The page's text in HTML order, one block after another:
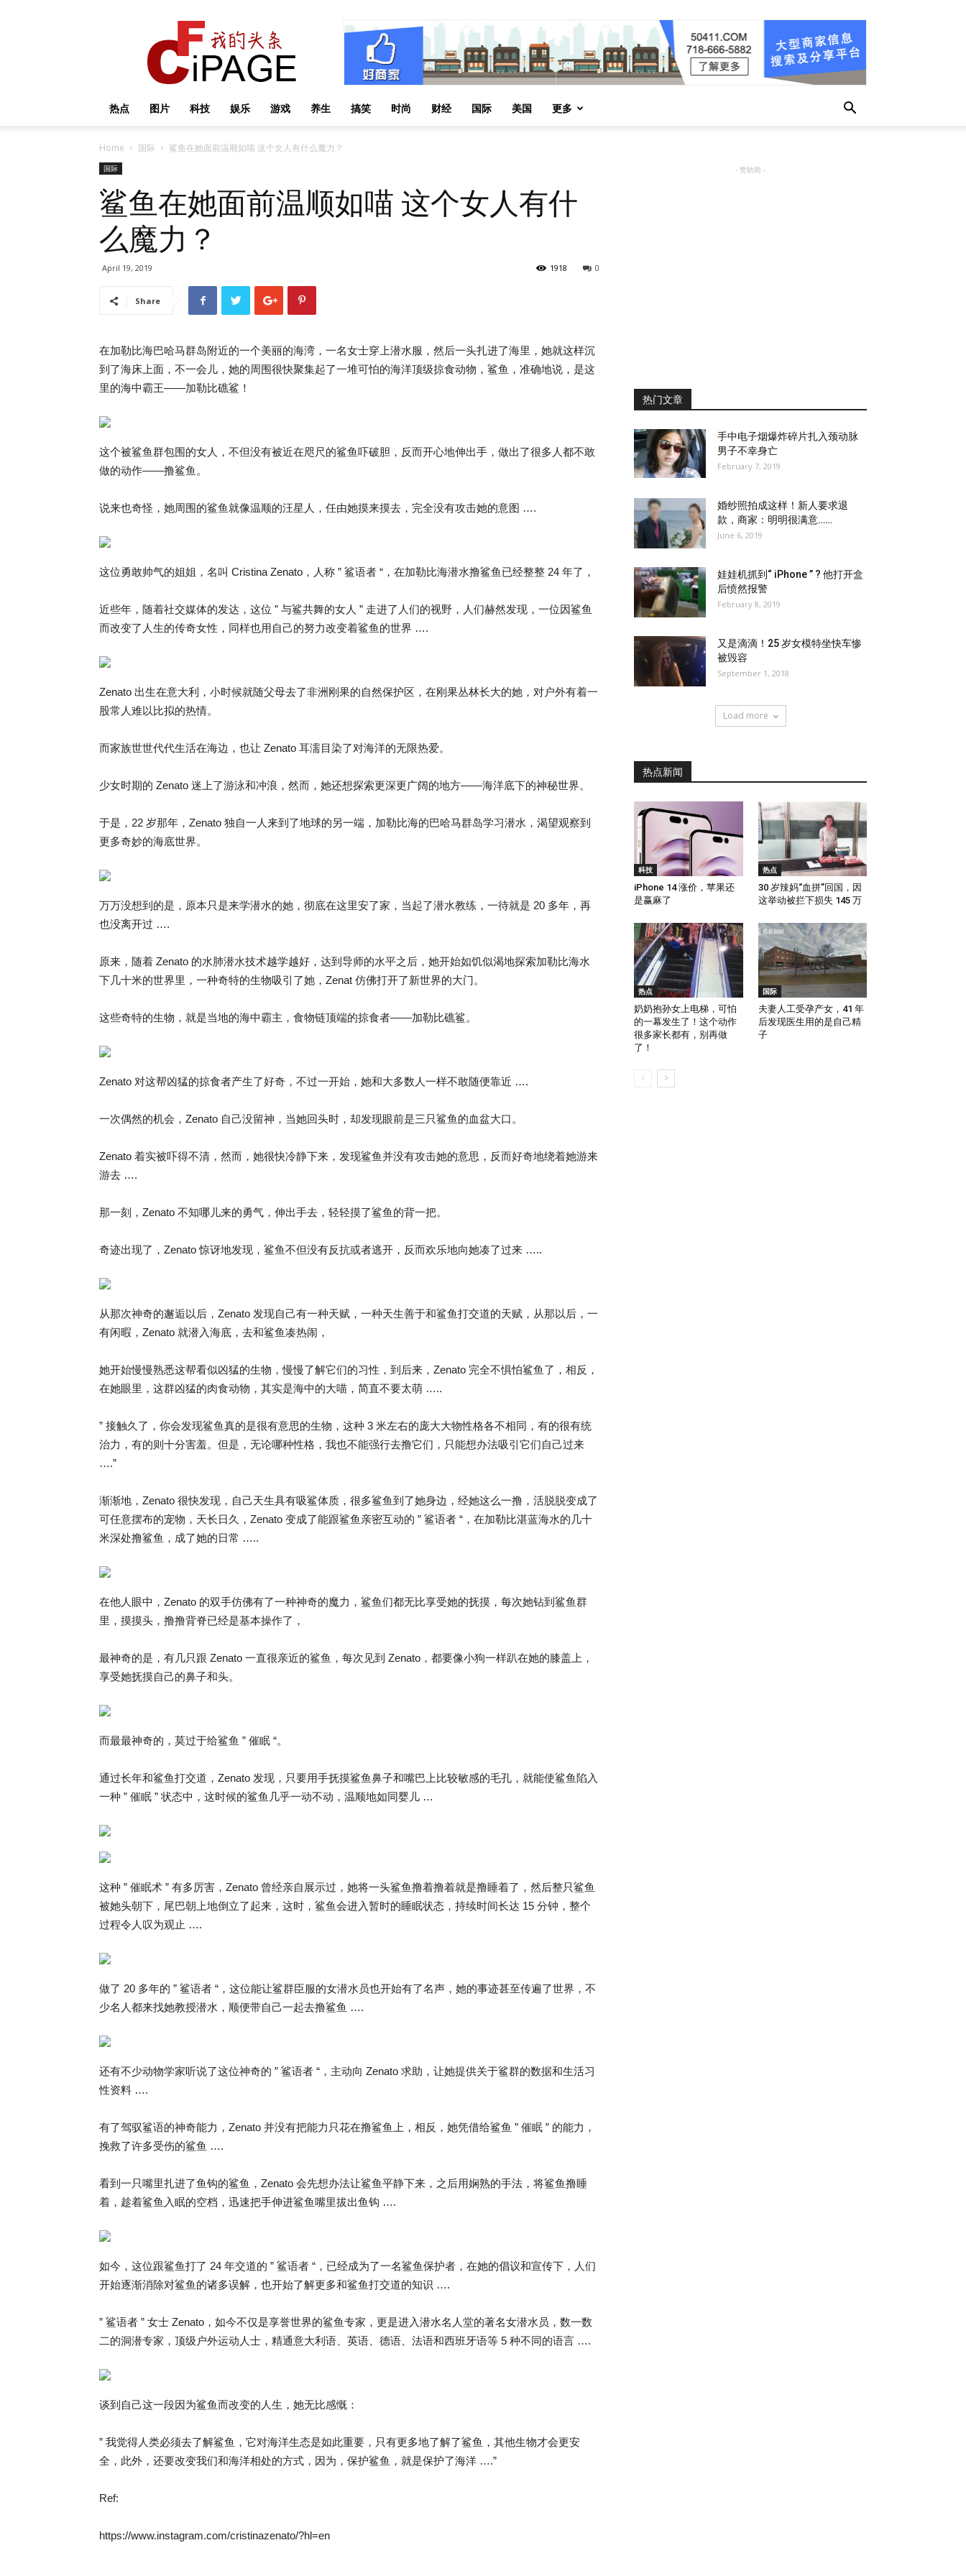
热点 图片 科技 娱乐 游戏 养生 搞笑 时尚 财经 国际 美国 更多
Home 国际 鲨鱼在她面前温顺如喵 这个女人有什么魔力？
国际
鲨鱼在她面前温顺如喵 这个女人有什
么魔力？
April 19, 2019 0
1918
Share
在加勒比海巴哈马群岛附近的一个美丽的海湾，一名女士穿上潜水服，然后一头扎进了海里，她就这样沉
到了海床上面，不一会儿，她的周围很快聚集起了一堆可怕的海洋顶级掠食动物，鲨鱼，准确地说，是这
里的海中霸王——加勒比礁鲨！
这个被鲨鱼群包围的女人，不但没有被近在咫尺的鲨鱼吓破胆，反而开心地伸出手，做出了很多人都不敢
做的动作——撸鲨鱼。
说来也奇怪，她周围的鲨鱼就像温顺的汪星人，任由她摸来摸去，完全没有攻击她的意图 ….
这位勇敢帅气的姐姐，名叫 Cristina Zenato，人称 ” 鲨语者 “，在加勒比海潜水撸鲨鱼已经整整 24 年了，
近些年，随着社交媒体的发达，这位 ” 与鲨共舞的女人 ” 走进了人们的视野，人们赫然发现，一位因鲨鱼
而改变了人生的传奇女性，同样也用自己的努力改变着鲨鱼的世界 ….
Zenato 出生在意大利，小时候就随父母去了非洲刚果的自然保护区，在刚果丛林长大的她，对户外有着一
股常人难以比拟的热情。
而家族世世代代生活在海边，也让 Zenato 耳濡目染了对海洋的无限热爱。
少女时期的 Zenato 迷上了游泳和冲浪，然而，她还想探索更深更广阔的地方——海洋底下的神秘世界。
于是，22 岁那年，Zenato 独自一人来到了地球的另一端，加勒比海的巴哈马群岛学习潜水，渴望观察到
更多奇妙的海底世界。
万万没想到的是，原本只是来学潜水的她，彻底在这里安了家，当起了潜水教练，一待就是 20 多年，再
也没离开过 ….
原来，随着 Zenato 的水肺潜水技术越学越好，达到导师的水平之后，她开始如饥似渴地探索加勒比海水
下几十米的世界里，一种奇特的生物吸引了她，Zenat 仿佛打开了新世界的大门。
这些奇特的生物，就是当地的海中霸主，食物链顶端的掠食者——加勒比礁鲨。
Zenato 对这帮凶猛的掠食者产生了好奇，不过一开始，她和大多数人一样不敢随便靠近 ….
一次偶然的机会，Zenato 自己没留神，当她回头时，却发现眼前是三只鲨鱼的血盆大口。
Zenato 着实被吓得不清，然而，她很快冷静下来，发现鲨鱼并没有攻击她的意思，反而好奇地绕着她游来
游去 ….
那一刻，Zenato 不知哪儿来的勇气，伸出手去，轻轻摸了鲨鱼的背一把。
奇迹出现了，Zenato 惊讶地发现，鲨鱼不但没有反抗或者逃开，反而欢乐地向她凑了过来 …..
从那次神奇的邂逅以后，Zenato 发现自己有一种天赋，一种天生善于和鲨鱼打交道的天赋，从那以后，一
有闲暇，Zenato 就潜入海底，去和鲨鱼凑热闹，
她开始慢慢熟悉这帮看似凶猛的生物，慢慢了解它们的习性，到后来，Zenato 完全不惧怕鲨鱼了，相反，
在她眼里，这群凶猛的肉食动物，其实是海中的大喵，简直不要太萌 …..
” 接触久了，你会发现鲨鱼真的是很有意思的生物，这种 3 米左右的庞大大物性格各不相同，有的很有统
治力，有的则十分害羞。但是，无论哪种性格，我也不能强行去撸它们，只能想办法吸引它们自己过来
….”
渐渐地，Zenato 很快发现，自己天生具有吸鲨体质，很多鲨鱼到了她身边，经她这么一撸，活脱脱变成了
可任意摆布的宠物，天长日久，Zenato 变成了能跟鲨鱼亲密互动的 ” 鲨语者 “，在加勒比湛蓝海水的几十
米深处撸鲨鱼，成了她的日常 …..
在他人眼中，Zenato 的双手仿佛有了一种神奇的魔力，鲨鱼们都无比享受她的抚摸，每次她钻到鲨鱼群
里，摸摸头，撸撸背脊已经是基本操作了，
最神奇的是，有几只跟 Zenato 一直很亲近的鲨鱼，每次见到 Zenato，都要像小狗一样趴在她的膝盖上，
享受她抚摸自己的鼻子和头。
而最最神奇的，莫过于给鲨鱼 ” 催眠 “。
通过长年和鲨鱼打交道，Zenato 发现，只要用手抚摸鲨鱼鼻子和嘴巴上比较敏感的毛孔，就能使鲨鱼陷入
一种 ” 催眠 ” 状态中，这时候的鲨鱼几乎一动不动，温顺地如同婴儿 …
这种 ” 催眠术 ” 有多厉害，Zenato 曾经亲自展示过，她将一头鲨鱼撸着撸着就是撸睡着了，然后整只鲨鱼
被她头朝下，尾巴朝上地倒立了起来，这时，鲨鱼会进入暂时的睡眠状态，持续时间长达 15 分钟，整个
过程令人叹为观止 ….
做了 20 多年的 ” 鲨语者 “，这位能让鲨群臣服的女潜水员也开始有了名声，她的事迹甚至传遍了世界，不
少名人都来找她教授潜水，顺便带自己一起去撸鲨鱼 ….
还有不少动物学家听说了这位神奇的 ” 鲨语者 “，主动向 Zenato 求助，让她提供关于鲨群的数据和生活习
性资料 ….
有了驾驭鲨语的神奇能力，Zenato 并没有把能力只花在撸鲨鱼上，相反，她凭借给鲨鱼 ” 催眠 ” 的能力，
挽救了许多受伤的鲨鱼 ….
看到一只嘴里扎进了鱼钩的鲨鱼，Zenato 会先想办法让鲨鱼平静下来，之后用娴熟的手法，将鲨鱼撸睡
着，趁着鲨鱼入眠的空档，迅速把手伸进鲨鱼嘴里拔出鱼钩 ….
如今，这位跟鲨鱼打了 24 年交道的 ” 鲨语者 “，已经成为了一名鲨鱼保护者，在她的倡议和宣传下，人们
开始逐渐消除对鲨鱼的诸多误解，也开始了解更多和鲨鱼打交道的知识 ….
” 鲨语者 ” 女士 Zenato，如今不仅是享誉世界的鲨鱼专家，更是进入潜水名人堂的著名女潜水员，数一数
二的洞潜专家，顶级户外运动人士，精通意大利语、英语、德语、法语和西班牙语等 5 种不同的语言 ….
谈到自己这一段因为鲨鱼而改变的人生，她无比感慨：
” 我觉得人类必须去了解鲨鱼，它对海洋生态是如此重要，只有更多地了解了鲨鱼，其他生物才会更安
全，此外，还要改变我们和海洋相处的方式，因为，保护鲨鱼，就是保护了海洋 ….”
Ref:
https://www.instagram.com/cristinazenato/?hl=en
- 赞助商 -
热门文章
手中电子烟爆炸碎片扎入颈动脉
男子不幸身亡
February 7, 2019
婚纱照拍成这样！新人要求退
款，商家：明明很满意……
June 6, 2019
娃娃机抓到“ iPhone ” ? 他打开盒
后愤然报警
February 8, 2019
又是滴滴！25 岁女模特坐快车惨
被毁容
September 1, 2018
Load more
热点新闻
科技
iPhone 14 涨价，苹果还
是赢麻了
热点
30 岁辣妈“血拼”回国，因
这举动被拦下损失 145 万
热点
奶奶抱孙女上电梯，可怕
的一幕发生了！这个动作
很多家长都有，别再做
了！
国际
夫妻人工受孕产女，41 年
后发现医生用的是自己精
子